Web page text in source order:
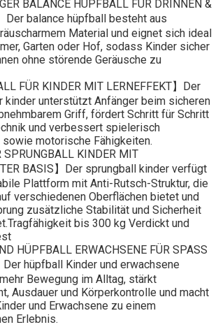
BALANCE HÜPFBALL FÜR DRINNEN &
Der balance hüpfball besteht aus
Material und eignet sich ideal
Garten oder Hof, sodass Kinder sicher
ohne störende Geräusche zu
FÜR KINDER MIT LERNEFFEKT】Der
kinder unterstützt Anfänger beim sicheren
Griff, fördert Schritt für Schritt
und verbessert spielerisch
sowie motorische Fähigkeiten.
SPRUNGBALL KINDER MIT
BASIS】Der sprungball kinder verfügt
Plattform mit Anti-Rutsch-Struktur, die
verschiedenen Oberflächen bietet und
zusätzliche Stabilität und Sicherheit
bis 300 kg Verdickt und
HÜPFBALL ERWACHSENE FÜR SPASS
Der hüpfball Kinder und erwachsene
Bewegung im Alltag, stärkt
Ausdauer und Körperkontrolle und macht
und Erwachsene zu einem
Erlebnis.